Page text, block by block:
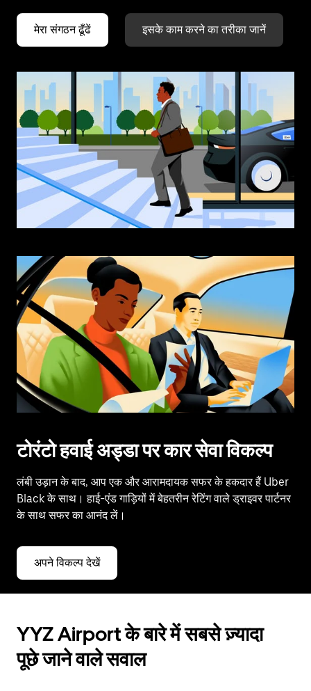
मेरा संगठन ढूँढें इसके काम करने का तरीका जानें
टोरंटो हवाई अड्डा पर कार सेवा विकल्प
लंबी उड़ान के बाद, आप एक और आरामदायक सफर के हकदार हैं Uber
Black के साथ। हाई-एंड गाड़ियों में बेहतरीन रेटिंग वाले ड्राइवर पार्टनर
के साथ सफर का आनंद लें।
अपने विकल्प देखें
YYZ Airport के बारे में सबसे ज़्यादा
पूछे जाने वाले सवाल